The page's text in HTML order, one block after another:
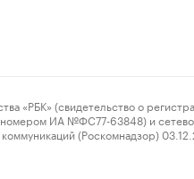
(свидетельство о
ИА №ФС77-63848) и
(Роскомнадзор)